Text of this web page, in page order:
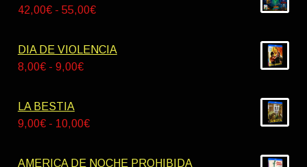
42,00€ - 55,00€Rango
precios:
DIA DE VIOLENCIA
8,00€ - 9,00€Rango
desde
LA BESTIA
9,00€ - 10,00€Rango
precios:
AMERICA DE NOCHE PROHIBIDA